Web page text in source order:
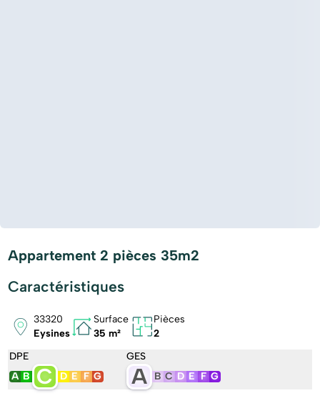
Appartement 2 pièces 35m2
Caractéristiques
33320
Eysines
Surface
35 m²
Pièces
2
DPE
A B C D E F G
GES
A B C D E F G